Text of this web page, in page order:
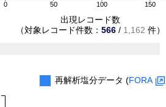
0 50 100 150
出現レコード数
（対象レコード件数： 566 / 1,162 件）
再解析塩分データ (FORA